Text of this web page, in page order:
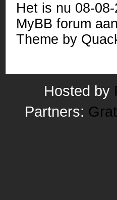
Het is nu 08-
MyBB forum
Theme by
Hosted by
Partners: